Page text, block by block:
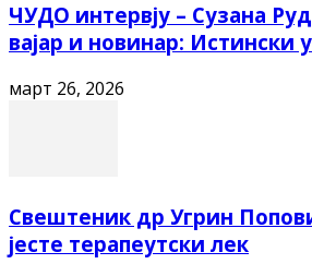
ЧУДО интервју – Сузана
вајар и новинар: Истински
март 26, 2026
Свештеник др Угрин
јесте терапеутски лек